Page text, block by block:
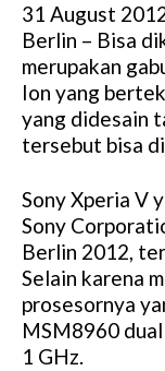
31 August
Berlin – Bisa
merupakan
Ion yang
yang didesain
tersebut bisa
Sony Xperia V
Sony
Berlin 2012,
Selain karena
prosesornya
MSM8960
1 GHz.